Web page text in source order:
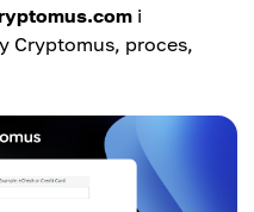
i
Cryptomus, proces,